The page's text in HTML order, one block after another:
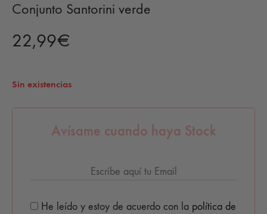
Conjunto Santorini verde
22,99€
Sin existencias
Avísame cuando haya Stock
He leído y estoy de acuerdo con la política de